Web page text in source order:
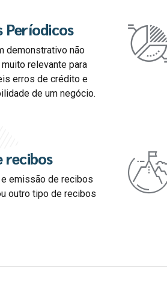
Períodicos
demonstrativo não
relevante para
erros de crédito e
de um negócio.
recibos
emissão de recibos
outro tipo de recibos